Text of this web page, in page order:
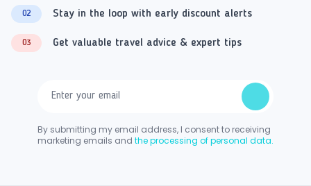
02 Stay in the loop with early discount alerts
03 Get valuable travel advice & expert tips
By submitting my email address, I consent to receiving
marketing emails and the processing of personal data.